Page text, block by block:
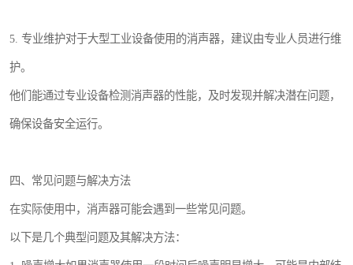
5. 专业维护对于大型工业设备使用的消声器，建议由专业人员进行维
护。
他们能通过专业设备检测消声器的性能，及时发现并解决潜在问题，
确保设备安全运行。
四、常见问题与解决方法
在实际使用中，消声器可能会遇到一些常见问题。
以下是几个典型问题及其解决方法：